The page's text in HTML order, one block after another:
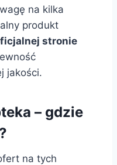
na kilka
produkt
stronie
jakości.
– gdzie
na tych